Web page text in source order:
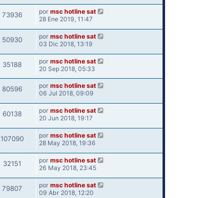
73936 por msc hotline sat
28 Ene 2019, 11:47
50930 por msc hotline sat
03 Dic 2018, 13:19
35188 por msc hotline sat
20 Sep 2018, 05:33
80596 por msc hotline sat
06 Jul 2018, 09:09
60138 por msc hotline sat
20 Jun 2018, 19:17
107090 por msc hotline sat
28 May 2018, 19:36
32151 por msc hotline sat
26 May 2018, 23:45
79807 por msc hotline sat
09 Abr 2018, 12:20